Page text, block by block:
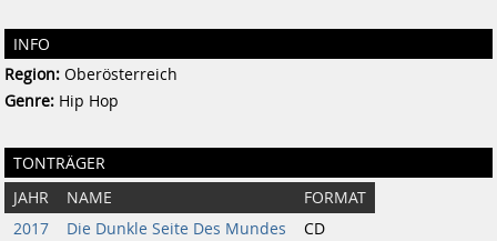
INFO
Region: Oberösterreich
Genre: Hip Hop
TONTRÄGER
JAHR NAME
FORMAT
2017
Die Dunkle Seite Des Mundes
CD